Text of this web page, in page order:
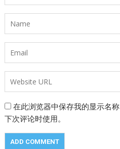
在此浏览器中保存我的显示名
下次评论时使用。